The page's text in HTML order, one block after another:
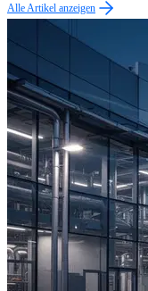
Alle Artikel anzeigen